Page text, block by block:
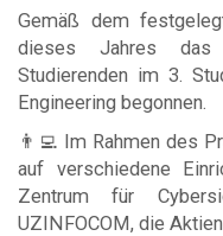
Gemäß dem
dieses Jahres das
Studierenden im 3.
Engineering begonnen.
👨‍💻 Im Rahmen des
auf verschiedene
Zentrum für
UZINFOCOM, die